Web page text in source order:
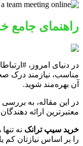
راهنمای جامع
در دنیای امروز،
مناسب، نیازمند درک
آن بهره‌مند شوید.
در این مقاله، به بررسی
معتبرترین ارائه
خرید سیپ ترانک نه
را بر اساس نیازتان کم